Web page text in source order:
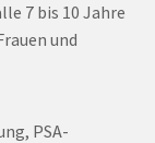
7 bis 10 Jahre
und
PSA-